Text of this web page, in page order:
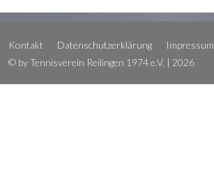
Kontakt Datenschutzerklärung
Impressum
© by Tennisverein Reilingen 1974 e.V. | 2026